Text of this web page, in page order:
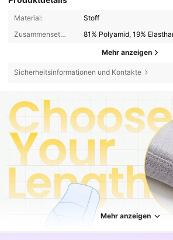
Material:
Stoff
Zusammensetzung:
81% Polyamid, 19%
Mehr anzeigen
Sicherheitsinformationen und Kontakte
Mehr anzeigen